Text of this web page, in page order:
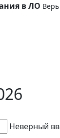
в ЛО
Неверный